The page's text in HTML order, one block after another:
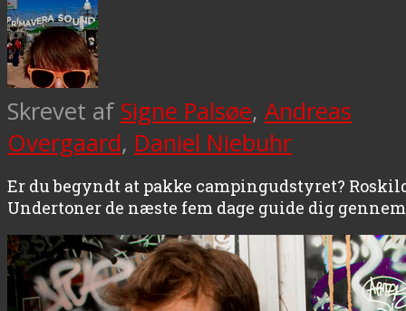
Skrevet af Signe Palsøe, Andreas
Overgaard, Daniel Niebuhr
Er du begyndt at pakke campingudstyret?
Undertoner de næste fem dage guide dig